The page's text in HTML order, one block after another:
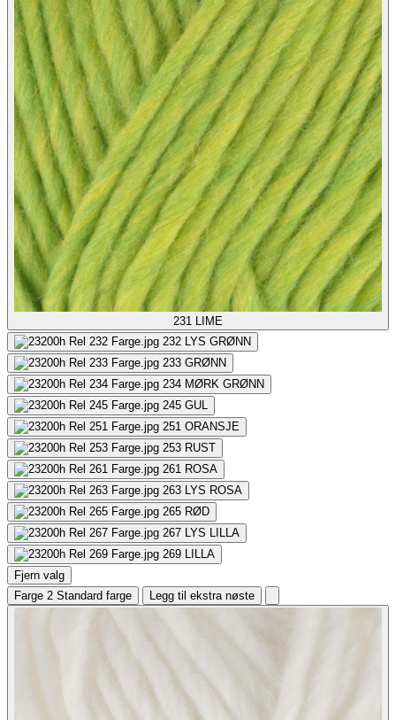
231 LIME
232 LYS GRØNN
233 GRØNN
234 MØRK GRØNN
245 GUL
251 ORANSJE
253 RUST
261 ROSA
263 LYS ROSA
265 RØD
267 LYS LILLA
269 LILLA
Fjern valg
Farge 2 Standard farge Legg til ekstra nøste